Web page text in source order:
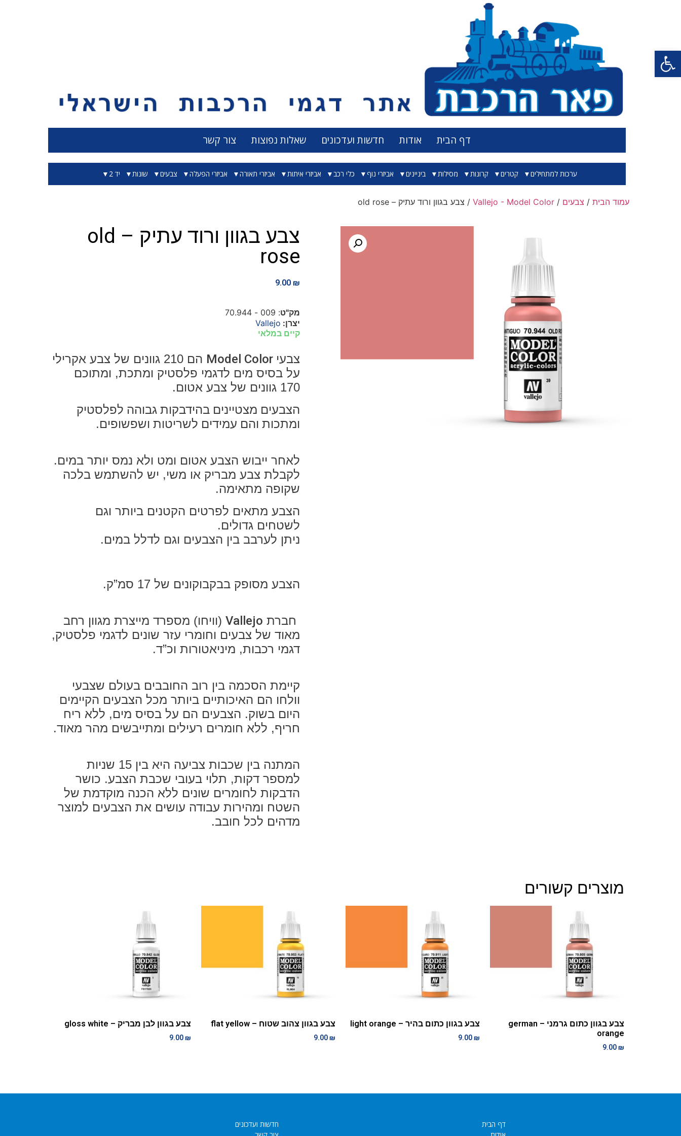
פתח סרגל נגישות
דף הבית אודות חדשות ועדכונים שאלות נפוצות צור קשר
ערכות למתחילים קטרים קרונות מסילות ביניינים אביזרי נוף כלי רכב אביזרי איתות אביזרי תאורה אביזרי הפעלה צבעים שונות יד 2
עמוד הבית / צבעים /
Vallejo - Model Color / צבע בגוון ורוד עתיק – old rose
צבע בגוון ורוד עתיק – old
rose
9.00 ₪
מק"ט: 009 - 70.944
יצרן: Vallejo
קיים במלאי
צבעי Model Color
הם 210 גוונים של צבע אקרילי
על בסיס מים לדגמי פלסטיק ומתכת, ומתוכם
170 גוונים של צבע אטום.
הצבעים מצטיינים בהידבקות גבוהה לפלסטיק
ומתכות והם עמידים לשריטות ושפשופים.
לאחר ייבוש הצבע אטום ומט ולא נמס יותר במים.
לקבלת צבע מבריק או משי, יש להשתמש בלכה
שקופה מתאימה.
הצבע מתאים לפרטים הקטנים ביותר וגם
לשטחים גדולים.
ניתן לערבב בין הצבעים וגם לדלל במים.
הצבע מסופק בבקבוקונים של 17 סמ”ק.
חברת Vallejo (וויחו) מספרד מייצרת מגוון רחב
מאוד של צבעים וחומרי עזר שונים לדגמי פלסטיק,
דגמי רכבות, מיניאטורות וכ”ד.
קיימת הסכמה בין רוב החובבים בעולם שצבעי
וולחו הם האיכותיים ביותר מכל הצבעים הקיימים
היום בשוק. הצבעים הם על בסיס מים, ללא ריח
חריף, ללא חומרים רעילים ומתייבשים מהר מאוד.
המתנה בין שכבות צביעה היא בין 15 שניות
למספר דקות, תלוי בעובי שכבת הצבע. כושר
הדבקות לחומרים שונים ללא הכנה מוקדמת של
השטח ומהירות עבודה עושים את הצבעים למוצר
מדהים לכל חובב.
מוצרים קשורים
צבע בגוון כתום גרמני – german
orange
9.00₪
צבע בגוון כתום בהיר – light orange
9.00₪
צבע בגוון צהוב שטוח – flat yellow
9.00₪
צבע בגוון לבן מבריק – gloss white
9.00₪
דף הבית
חדשות ועדכונים